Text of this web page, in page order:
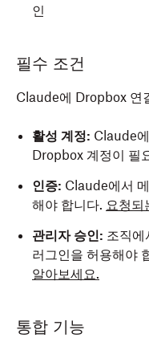
인
필수 조건
Claude에 Dropbox 연
활성 계정: Claude
Dropbox 계정이 필
인증: Claude에서
해야 합니다. 요청되
관리자 승인: 조직
러그인을 허용해야
알아보세요.
통합 기능